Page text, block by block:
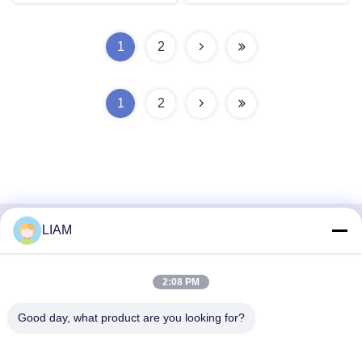
1 2
1 2
Contato rápido
Zona de Gestão Songgang Shiquan, cidade de Shishan,
LIAM
2:08 PM
Good day, what product are you looking for?